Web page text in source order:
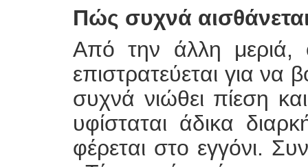
Πώς συχνά
Από την άλλη
επιστρατεύεται για να
συχνά νιώθει πίεση
υφίσταται άδικα
φέρεται στο εγγόνι.